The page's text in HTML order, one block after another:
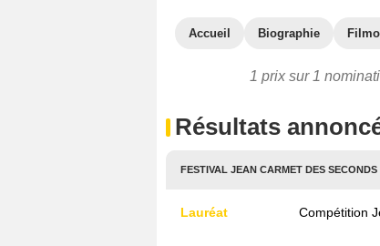
Accueil Biographie
1 prix sur 1
Résultats
FESTIVAL JEAN CARMET DES
Lauréat Compétition